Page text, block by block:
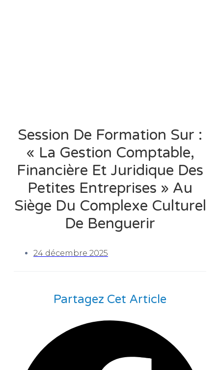
Session De Formation Sur :
« La Gestion Comptable,
Financière Et Juridique Des
Petites Entreprises » Au
Siège Du Complexe Culturel
De Benguerir
24 décembre 2025
Partagez Cet Article